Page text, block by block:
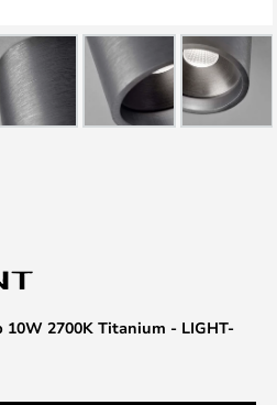
2700K Titanium - LIGHT-